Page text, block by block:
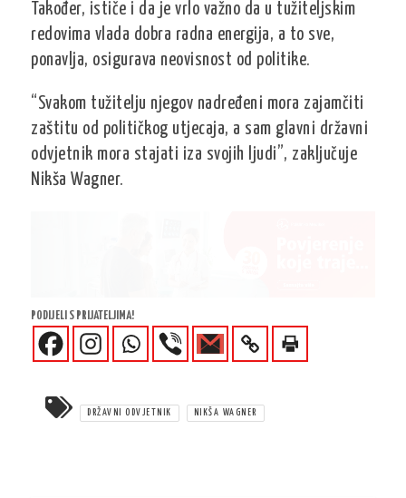
Također, ističe i da je vrlo važno da u tužiteljskim
redovima vlada dobra radna energija, a to sve,
ponavlja, osigurava neovisnost od politike.
“Svakom tužitelju njegov nadređeni mora zajamčiti
zaštitu od političkog utjecaja, a sam glavni državni
odvjetnik mora stajati iza svojih ljudi”, zaključuje
Nikša Wagner.
PODIJELI S PRIJATELJIMA!
DRŽAVNI ODVJETNIK NIKŠA WAGNER